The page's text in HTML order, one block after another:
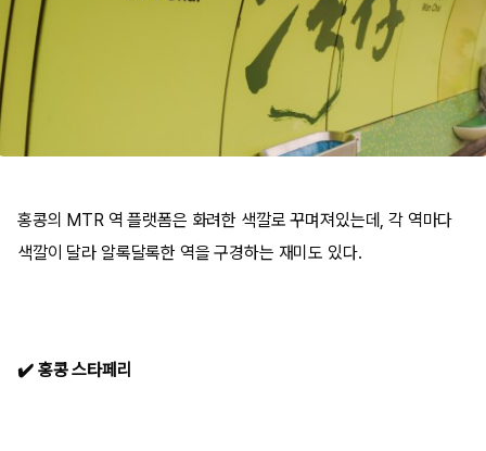
홍콩의 MTR 역 플랫폼은 화려한 색깔로 꾸며져있는데, 각 역마다
색깔이 달라 알록달록한 역을 구경하는 재미도 있다.
✔️ 홍콩 스타페리